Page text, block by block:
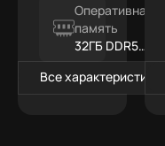
Оперативная
память
32ГБ DDR5
RGB
Все характеристики